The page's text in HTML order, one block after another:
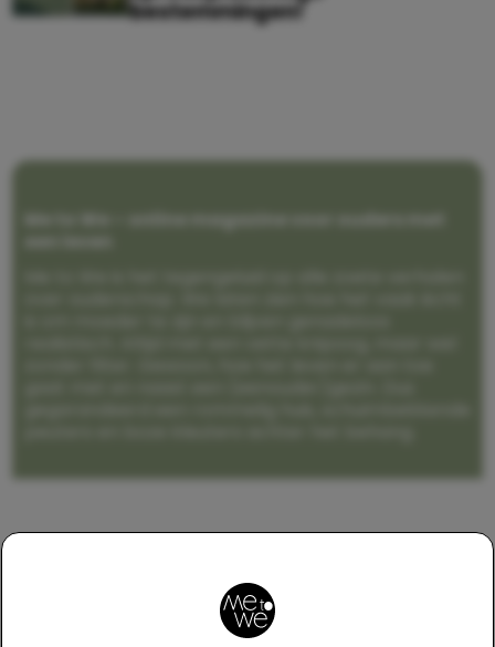
bestemmingen!
Me to We – online magazine voor ouders met